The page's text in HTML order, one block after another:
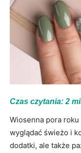
Czas czytania: 2
Wiosenna pora
wyglądać świeżo i
dodatki, ale także